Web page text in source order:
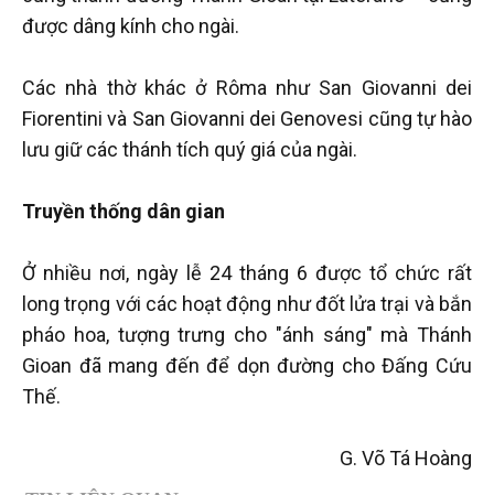
được dâng kính cho ngài.
Các nhà thờ khác ở Rôma như San Giovanni dei
Fiorentini và San Giovanni dei Genovesi cũng tự hào
lưu giữ các thánh tích quý giá của ngài.
Truyền thống dân gian
Ở nhiều nơi, ngày lễ 24 tháng 6 được tổ chức rất
long trọng với các hoạt động như đốt lửa trại và bắn
pháo hoa, tượng trưng cho "ánh sáng" mà Thánh
Gioan đã mang đến để dọn đường cho Đấng Cứu
Thế.
G. Võ Tá Hoàng